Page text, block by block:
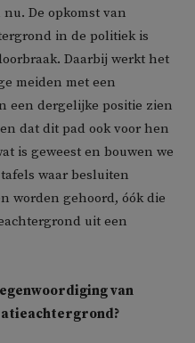
De opkomst van
in de politiek is
Daarbij werkt het
meiden met een
een dergelijke positie zien
dat dit pad ook voor hen
is geweest en bouwen we
waar besluiten
worden gehoord, óók die
uit een
van